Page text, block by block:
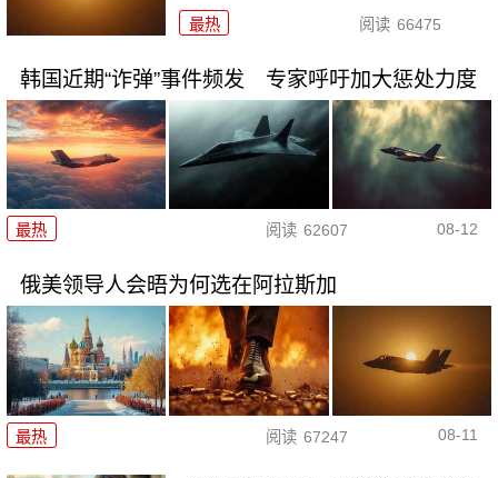
最热 阅读 66475
韩国近期“诈弹”事件频发 专家呼吁加大惩处力度
最热 阅读 62607 08-12
俄美领导人会晤为何选在阿拉斯加
最热 阅读 67247 08-11